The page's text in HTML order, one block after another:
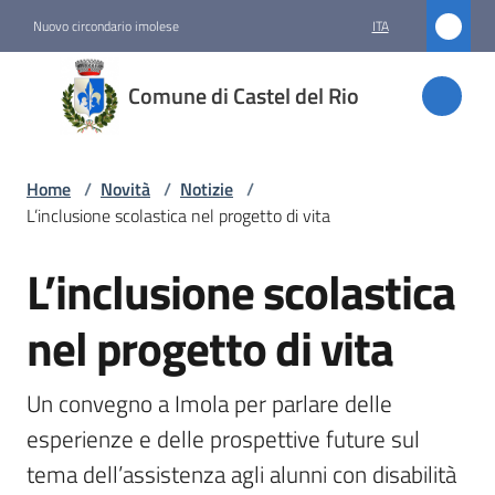
Nuovo circondario imolese ITA
Comune di Castel del Rio
Comune
di
Castel
Amministrazione
Novità
Menu selezionato
Servizi
Vivere
Home / Novità / Notizie /
L’inclusione scolastica nel progetto di vita
Salta al contenuto
L’inclusione scolastica
nel progetto di vita
Un convegno a Imola per parlare delle
esperienze e delle prospettive future sul
tema dell’assistenza agli alunni con disabilità